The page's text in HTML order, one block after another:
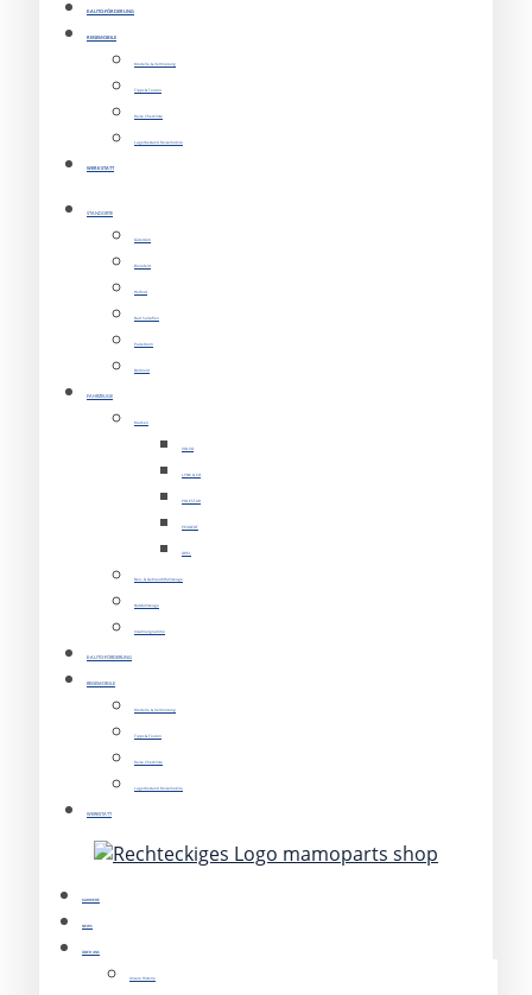
E-AUTO-FÖRDERUNG
REISEMOBILE
Modelle & Vermietung
Tipps & Touren
Reise Checkliste
Lagerbestand Reisemobile
WERKSTATT
STANDORTE
Gütersloh
Bielefeld
Herford
Bad Salzuflen
Paderborn
Detmold
FAHRZEUGE
Marken
VOLVO
LYNK & CO
POLESTAR
PEUGEOT
OPEL
Neu- & Gebrauchtfahrzeuge
Nutzfahrzeuge
Inzahlungnahme
E-AUTO-FÖRDERUNG
REISEMOBILE
Modelle & Vermietung
Tipps & Touren
Reise Checkliste
Lagerbestand Reisemobile
WERKSTATT
KARRIERE
NEWS
ÜBER UNS
Unsere Historie